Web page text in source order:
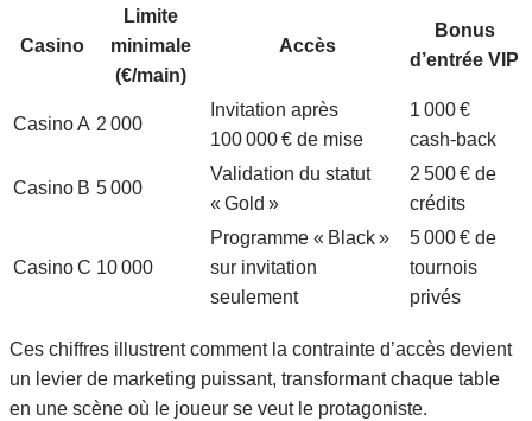
Casino
Limite
minimale
(€/main)
Accès
Bonus
d’entrée VIP
Casino A 2 000
Invitation après
100 000 € de mise
1 000 €
cash‑back
Casino B 5 000
Validation du statut
« Gold »
2 500 € de
crédits
Casino C 10 000
Programme « Black »
sur invitation
seulement
5 000 € de
tournois
privés
Ces chiffres illustrent comment la contrainte d’accès devient
un levier de marketing puissant, transformant chaque table
en une scène où le joueur se veut le protagoniste.